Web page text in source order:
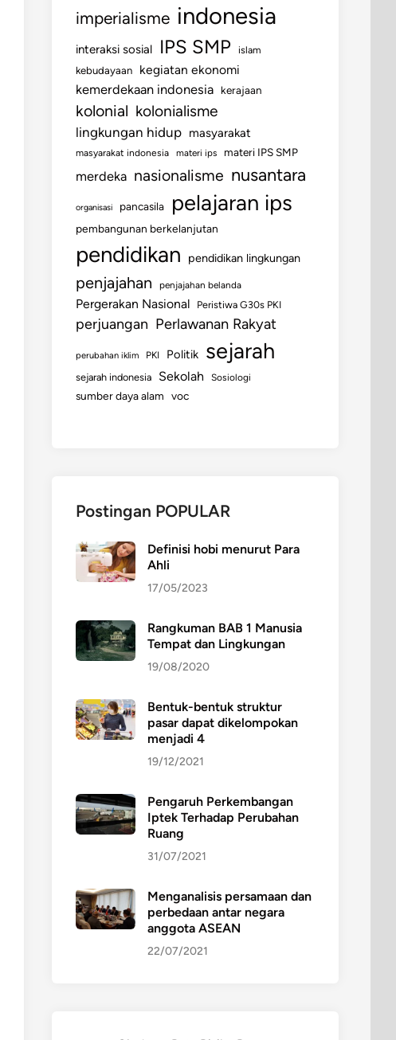
imperialisme indonesia
interaksi sosial IPS SMP
islam
kebudayaan
kegiatan ekonomi
kemerdekaan indonesia kerajaan
kolonial kolonialisme
lingkungan hidup masyarakat
masyarakat indonesia materi ips materi IPS SMP
merdeka nasionalisme nusantara
organisasi pancasila pelajaran ips
pembangunan berkelanjutan
pendidikan pendidikan lingkungan
penjajahan penjajahan belanda
Pergerakan Nasional Peristiwa G30s PKI
perjuangan Perlawanan Rakyat
perubahan iklim PKI Politik sejarah
sejarah indonesia Sekolah Sosiologi
sumber daya alam voc
Postingan POPULAR
Definisi hobi menurut Para
Ahli
17/05/2023
Rangkuman BAB 1 Manusia
Tempat dan Lingkungan
19/08/2020
Bentuk-bentuk struktur
pasar dapat dikelompokan
menjadi 4
19/12/2021
Pengaruh Perkembangan
Iptek Terhadap Perubahan
Ruang
31/07/2021
Menganalisis persamaan dan
perbedaan antar negara
anggota ASEAN
22/07/2021